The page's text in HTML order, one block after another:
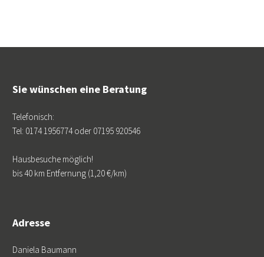
Sie wünschen eine Beratung
Telefonisch:
Tel: 0174 1956774 oder 07195 920546
Hausbesuche möglich!
bis 40 km Entfernung (1,20 €/km)
Adresse
Daniela Baumann